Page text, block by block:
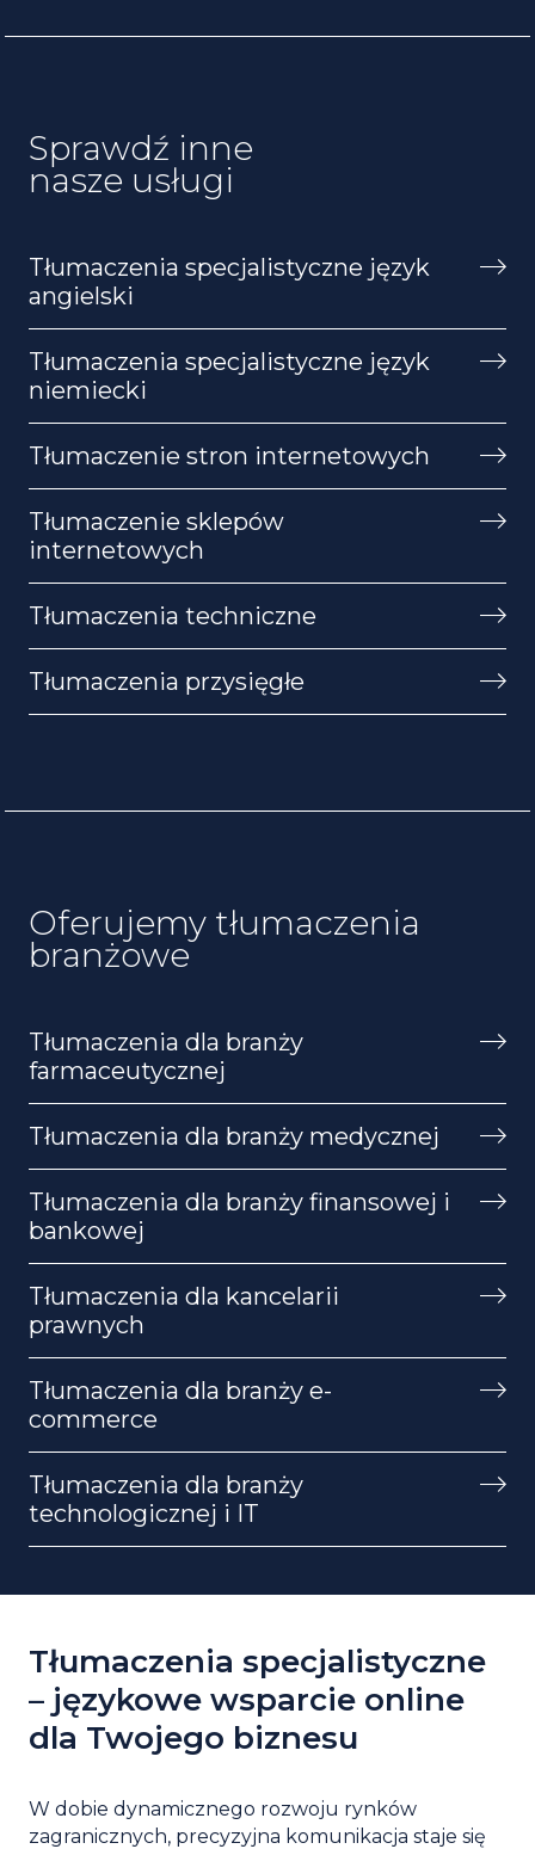
Sprawdź inne
nasze usługi
Tłumaczenia specjalistyczne język
angielski
Tłumaczenia specjalistyczne język
niemiecki
Tłumaczenie stron internetowych
Tłumaczenie sklepów
internetowych
Tłumaczenia techniczne
Tłumaczenia przysięgłe
Oferujemy tłumaczenia
branżowe
Tłumaczenia dla branży
farmaceutycznej
Tłumaczenia dla branży medycznej
Tłumaczenia dla branży finansowej i
bankowej
Tłumaczenia dla kancelarii
prawnych
Tłumaczenia dla branży e-
commerce
Tłumaczenia dla branży
technologicznej i IT
Tłumaczenia specjalistyczne
– językowe wsparcie online
dla Twojego biznesu
W dobie dynamicznego rozwoju rynków
zagranicznych, precyzyjna komunikacja staje się